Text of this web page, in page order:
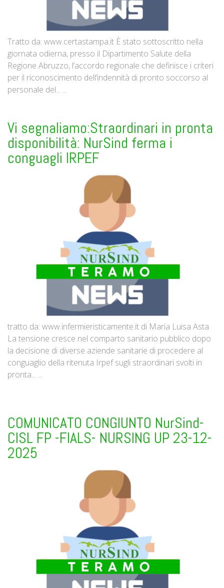
Tratto da: www.certastampa.it È stato sottoscritto nella
giornata odierna, presso il Dipartimento Salute della
Regione Abruzzo, l’accordo regionale che definisce i criteri
per il riconoscimento dell’indennità di pronto soccorso al
personale del... ...
Vi segnaliamo:Straordinari in pronta
disponibilità: NurSind ferma i
conguagli IRPEF
tratto da: www.infermieristicamente.it di Maria Luisa Asta
La tensione cresce nel comparto sanitario pubblico dopo
la decisione di diverse aziende sanitarie di procedere al
conguaglio della ritenuta Irpef sugli straordinari svolti in
pronta... ...
COMUNICATO CONGIUNTO NurSind-
CISL FP -FIALS- NURSING UP 23-12-
2025